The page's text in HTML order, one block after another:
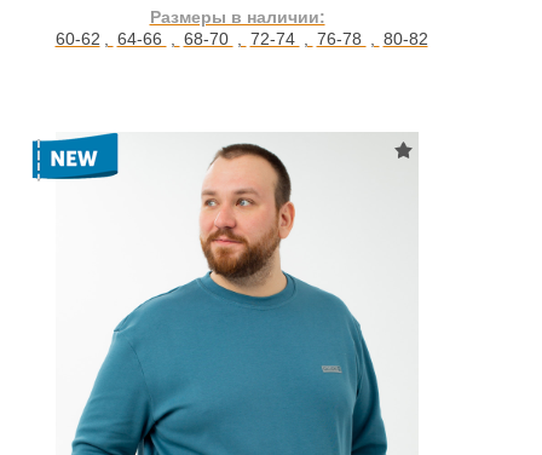
Размеры в наличии:
60-62 , 64-66 , 68-70 , 72-74 , 76-78 , 80-82